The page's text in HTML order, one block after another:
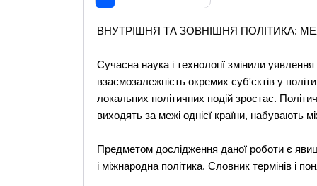
ВНУТРІШНЯ ТА ЗОВНІШНЯ ПОЛІТИКА:
Сучасна наука і технології змінили
взаємозалежність окремих суб'єктів у
локальних політичних подій зростає.
виходять за межі однієї країни, набувають
Предметом дослідження даної роботи є
і міжнародна політика. Словник термінів і